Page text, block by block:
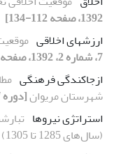
1392، صفحه 112-134]
ارزشهای اخلاقی
7، شماره 2، 1392، صفحه 112-134]
ازجاکندگی فرهنگی
شهرستان مریوان[دوره 7، شماره 2، 1392، صفحه 135-154]
استراتژی نیروها
(سال‌های 1285 تا 1305)